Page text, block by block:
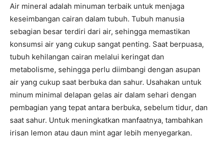
Air mineral adalah minuman terbaik untuk menjaga
keseimbangan cairan dalam tubuh. Tubuh manusia
sebagian besar terdiri dari air, sehingga memastikan
konsumsi air yang cukup sangat penting. Saat berpuasa,
tubuh kehilangan cairan melalui keringat dan
metabolisme, sehingga perlu diimbangi dengan asupan
air yang cukup saat berbuka dan sahur. Usahakan untuk
minum minimal delapan gelas air dalam sehari dengan
pembagian yang tepat antara berbuka, sebelum tidur, dan
saat sahur. Untuk meningkatkan manfaatnya, tambahkan
irisan lemon atau daun mint agar lebih menyegarkan.